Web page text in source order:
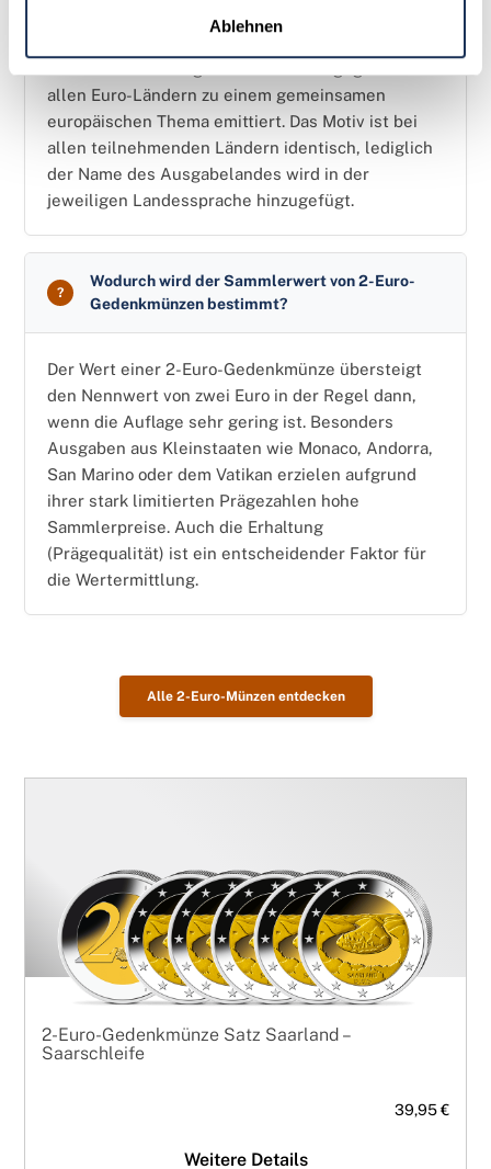
Ablehnen
einzelnen Euro-Staat mit einem
allen Euro-Ländern zu einem gemeinsamen
europäischen Thema emittiert. Das Motiv ist bei
allen teilnehmenden Ländern identisch, lediglich
der Name des Ausgabelandes wird in der
jeweiligen Landessprache hinzugefügt.
Wodurch wird der Sammlerwert von 2-Euro-
Gedenkmünzen bestimmt?
Der Wert einer 2-Euro-Gedenkmünze übersteigt
den Nennwert von zwei Euro in der Regel dann,
wenn die Auflage sehr gering ist. Besonders
Ausgaben aus Kleinstaaten wie Monaco, Andorra,
San Marino oder dem Vatikan erzielen aufgrund
ihrer stark limitierten Prägezahlen hohe
Sammlerpreise. Auch die Erhaltung
(Prägequalität) ist ein entscheidender Faktor für
die Wertermittlung.
Alle 2-Euro-Münzen entdecken
2-Euro-Gedenkmünze Satz Saarland –
Saarschleife
39,95 €
Weitere Details